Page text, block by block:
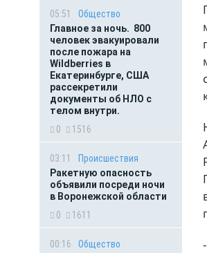
05:51
Общество
Главное за ночь. 800
человек эвакуировали
после пожара на
Wildberries в
Екатеринбурге, США
рассекретили
документы об НЛО с
телом внутри.
0
1516
03:11
Происшествия
Ракетную опасность
объявили посреди ночи
в Воронежской области
0
1611
00:16
Общество